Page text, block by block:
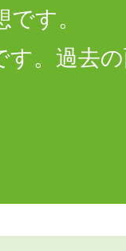
す。
。過去